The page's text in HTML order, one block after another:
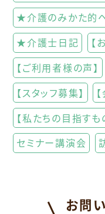
★介護のみかた的
★介護士日記
【
【ご利用者様の声】
【スタッフ募集】
【私たちの目指すも
セミナー講演会
お問